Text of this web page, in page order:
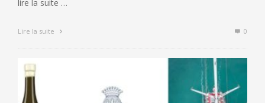
lire la suite …
Lire la suite 0